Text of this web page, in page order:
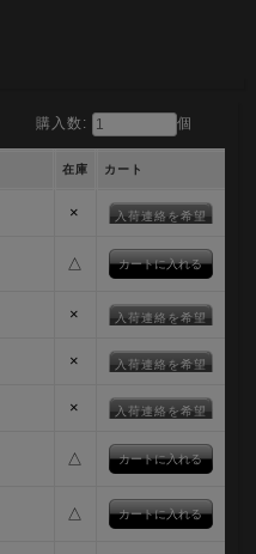
購入数: 個
在庫 カート
× 入荷連絡を希望
△
× 入荷連絡を希望
× 入荷連絡を希望
× 入荷連絡を希望
△
△